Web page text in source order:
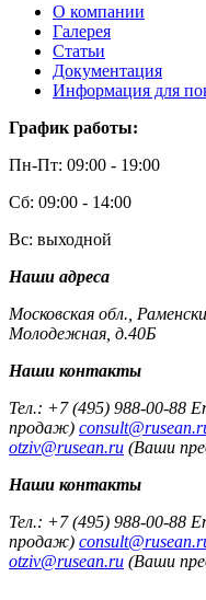
О компании
Галерея
Статьи
Документация
Информация для
График работы:
Пн-Пт: 09:00 - 19:00
Сб: 09:00 - 14:00
Вс: выходной
Наши адреса
Московская обл.,
Молодежная, д.40Б
Наши контакты
Тел.: +7 (495) 988-00-88
продаж)
otziv@rusean.ru (Ваши
Наши контакты
Тел.: +7 (495) 988-00-88
продаж)
otziv@rusean.ru (Ваши